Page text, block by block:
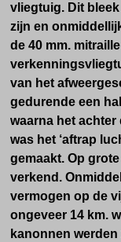
vliegtuig. Dit
zijn en
de 40 mm.
van het
gedurende een
waarna het
was het ‘aftrap
gemaakt. Op
verkend.
vermogen op de
ongeveer 14 km.
kanonnen werden